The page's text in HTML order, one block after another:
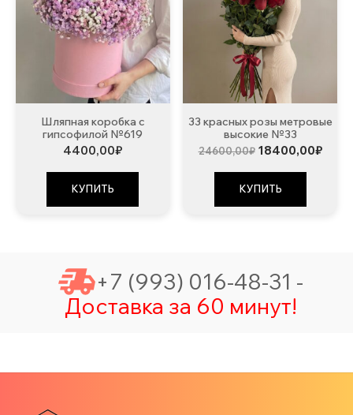
Шляпная коробка с
гипсофилой №619
4400,00₽
КУПИТЬ
33 красных розы метровые
высокие №33
24600,00₽
составляла
24600,00₽.
18400,00₽
КУПИТЬ
+7 (993) 016-48-31 -
Доставка за 60 минут!